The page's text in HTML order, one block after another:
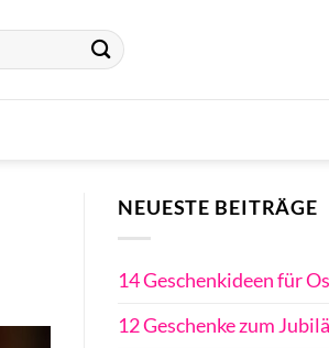
NEUESTE BEITRÄGE
14 Geschenkideen für
12 Geschenke zum